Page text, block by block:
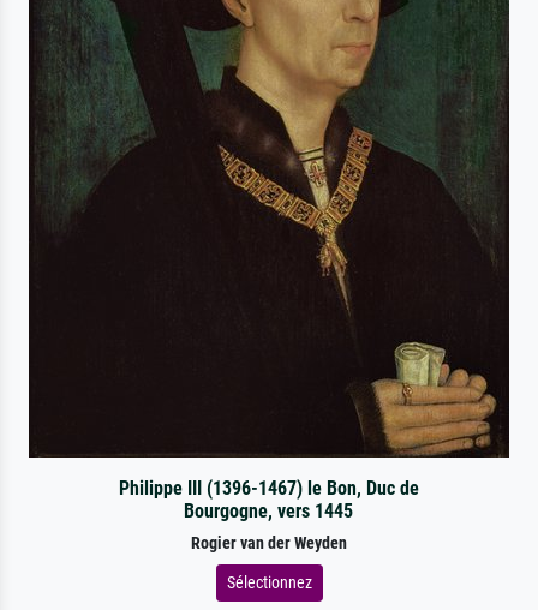
Philippe III (1396-1467) le Bon, Duc de
Bourgogne, vers 1445
Rogier van der Weyden
Sélectionnez